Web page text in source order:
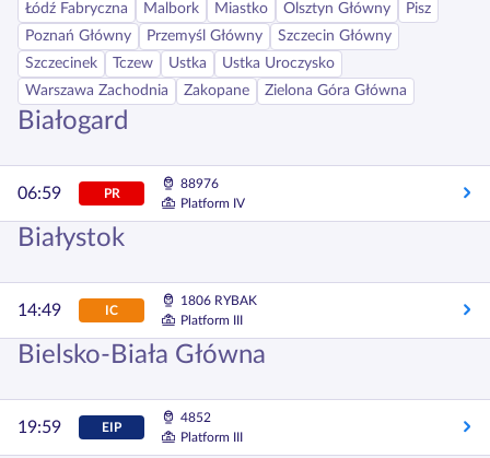
Łódź Fabryczna
Malbork Miastko Olsztyn Główny
Pisz
Poznań Główny
Przemyśl Główny
Szczecin Główny
Szczecinek
Tczew Ustka
Ustka Uroczysko
Warszawa Zachodnia
Zakopane Zielona Góra Główna
Białogard
06:59 PR
88976
Platform IV
Białystok
14:49 IC
1806 RYBAK
Platform III
Bielsko-Biała Główna
19:59 EIP
4852
Platform III